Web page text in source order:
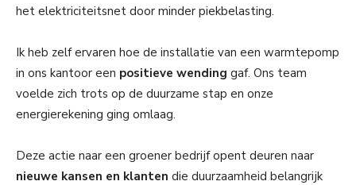
het elektriciteitsnet door minder piekbelasting.
Ik heb zelf ervaren hoe de installatie van een warmtepomp
in ons kantoor een positieve wending gaf. Ons team
voelde zich trots op de duurzame stap en onze
energierekening ging omlaag.
Deze actie naar een groener bedrijf opent deuren naar
nieuwe kansen en klanten die duurzaamheid belangrijk